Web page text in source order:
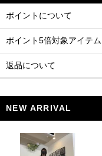
ポイントについて
ポイント5倍対象アイテム
返品について
NEW ARRIVAL